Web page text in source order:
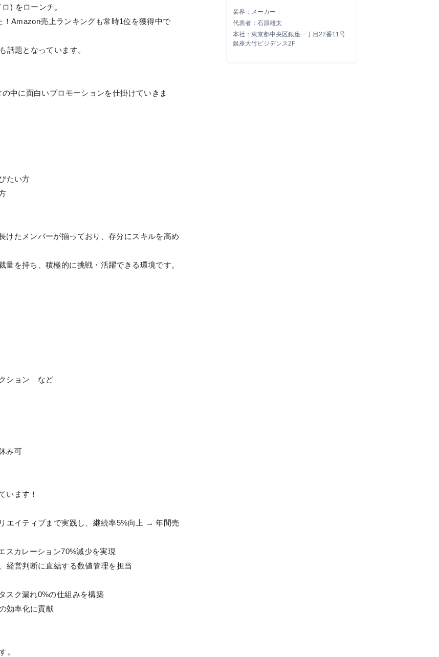
) をローンチ。
Amazon売上ランキングも常時1位を獲得中で
話題となっています。
中に面白いプロモーションを仕掛けていきま
たい方
けたメンバーが揃っており、存分にスキルを高め
を持ち、積極的に挑戦・活躍できる環境です。
クション など
み可
います！
エイティブまで実践し、継続率5%向上 → 年間売
スカレーション70%減少を実現
経営判断に直結する数値管理を担当
スク漏れ0%の仕組みを構築
効率化に貢献
。
業界：メーカー
代表者：石原雄太
本社：東京都中央区銀座一丁目22番11号
銀座大竹ビジデンス2F